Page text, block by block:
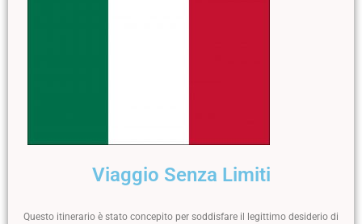
Viaggio Senza Limiti
Questo itinerario è stato concepito per soddisfare il legittimo desiderio di